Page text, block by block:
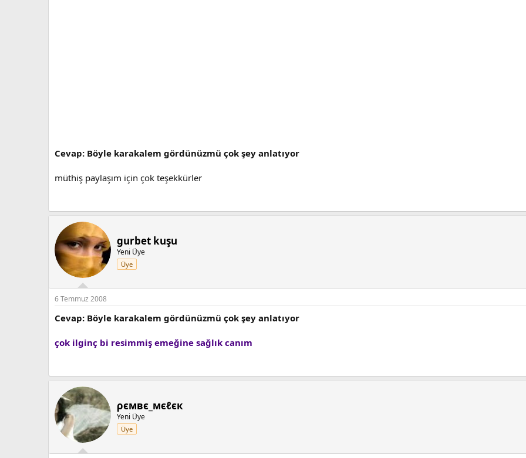
Cevap: Böyle karakalem gördünüzmü çok şey anlatıyor
müthiş paylaşım için çok teşekkürler
gurbet kuşu
Yeni Üye
Üye
6 Temmuz 2008
Cevap: Böyle karakalem gördünüzmü çok şey anlatıyor
çok ilginç bi resimmiş emeğine sağlık canım
ρємвє_мєℓєк
Yeni Üye
Üye